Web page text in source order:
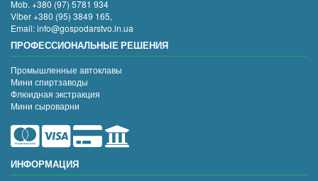
Mob. +380 (97) 5781 934
Viber +380 (95) 3849 165,
Email: info@gospodarstvo.in.ua
ПРОФЕССИОНАЛЬНЫЕ РЕШЕНИЯ
Промышленные автоклавы
Мини спиртзаводы
Флюидная экстракция
Мини сыроварни
ИНФОРМАЦИЯ